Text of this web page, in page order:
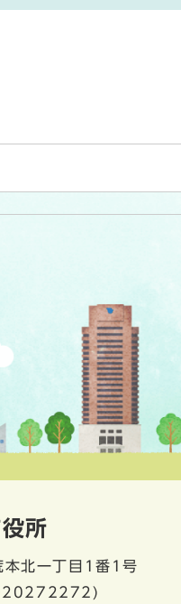
所
本北一丁目1番1号